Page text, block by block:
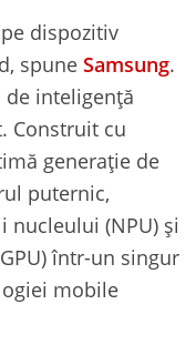
dispozitiv
spune Samsung.
de inteligență
Construit cu
generație de
puternic,
nucleului (NPU) și
într-un singur
mobile